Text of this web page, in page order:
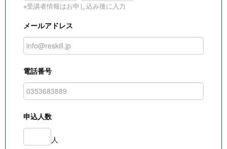
※受講者情報はお申し込み後に入力
メールアドレス
電話番号
申込人数
人